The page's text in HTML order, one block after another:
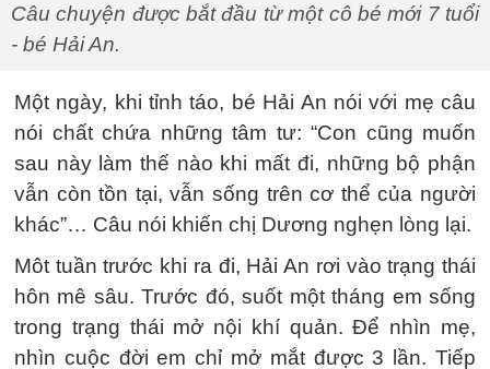
Câu chuyện được bắt đầu từ một cô bé mới 7 tuổi
- bé Hải An.
Một ngày, khi tỉnh táo, bé Hải An nói với mẹ câu
nói chất chứa những tâm tư: “Con cũng muốn
sau này làm thế nào khi mất đi, những bộ phận
vẫn còn tồn tại, vẫn sống trên cơ thể của người
khác”… Câu nói khiến chị Dương nghẹn lòng lại.
Môt tuần trước khi ra đi, Hải An rơi vào trạng thái
hôn mê sâu. Trước đó, suốt một tháng em sống
trong trạng thái mở nội khí quản. Để nhìn mẹ,
nhìn cuộc đời em chỉ mở mắt được 3 lần. Tiếp